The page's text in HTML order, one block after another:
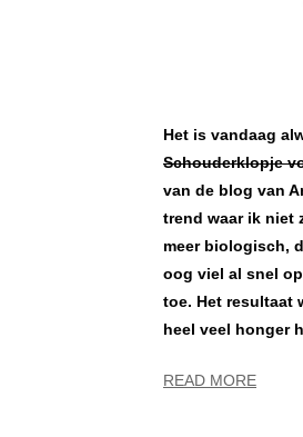
Het is vandaag
Schouderklopje
van de blog van
trend waar ik niet
meer biologisch,
oog viel al snel
toe. Het resultaat
heel veel honger
READ MORE